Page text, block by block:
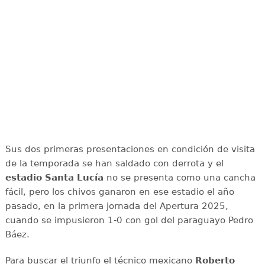
Sus dos primeras presentaciones en condición de visita
de la temporada se han saldado con derrota y el
estadio Santa Lucía no se presenta como una cancha
fácil, pero los chivos ganaron en ese estadio el año
pasado, en la primera jornada del Apertura 2025,
cuando se impusieron 1-0 con gol del paraguayo Pedro
Báez.
Para buscar el triunfo el técnico mexicano Roberto